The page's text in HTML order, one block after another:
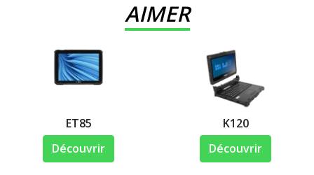
AIMER
ET85
Découvrir
K120
Découvrir